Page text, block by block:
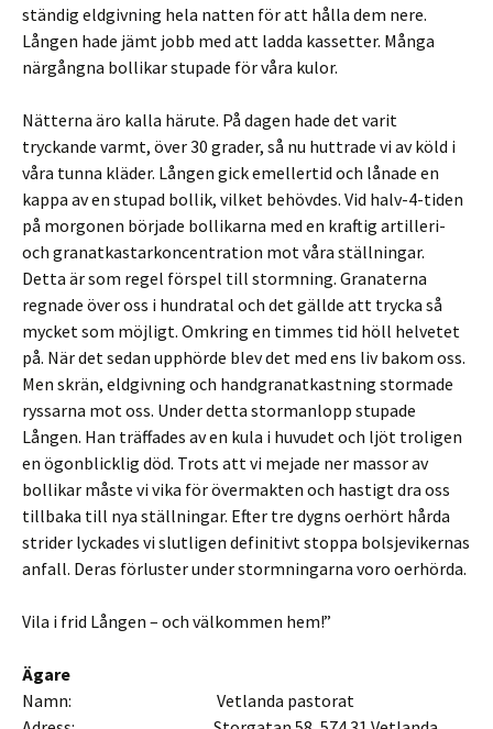
ständig eldgivning hela natten för att hålla dem nere.
Lången hade jämt jobb med att ladda kassetter. Många
närgångna bollikar stupade för våra kulor.
Nätterna äro kalla härute. På dagen hade det varit
tryckande varmt, över 30 grader, så nu huttrade vi av köld i
våra tunna kläder. Lången gick emellertid och lånade en
kappa av en stupad bollik, vilket behövdes. Vid halv-4-tiden
på morgonen började bollikarna med en kraftig artilleri-
och granatkastarkoncentration mot våra ställningar.
Detta är som regel förspel till stormning. Granaterna
regnade över oss i hundratal och det gällde att trycka så
mycket som möjligt. Omkring en timmes tid höll helvetet
på. När det sedan upphörde blev det med ens liv bakom oss.
Men skrän, eldgivning och handgranatkastning stormade
ryssarna mot oss. Under detta stormanlopp stupade
Lången. Han träffades av en kula i huvudet och ljöt troligen
en ögonblicklig död. Trots att vi mejade ner massor av
bollikar måste vi vika för övermakten och hastigt dra oss
tillbaka till nya ställningar. Efter tre dygns oerhört hårda
strider lyckades vi slutligen definitivt stoppa bolsjevikernas
anfall. Deras förluster under stormningarna voro oerhörda.
Vila i frid Lången – och välkommen hem!”
Ägare
Namn: Vetlanda pastorat